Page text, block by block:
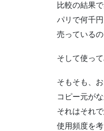
比較の結果
パリで何千
売っている
そして使っ
そもそも、
コピー元が
それはそれ
使用頻度を